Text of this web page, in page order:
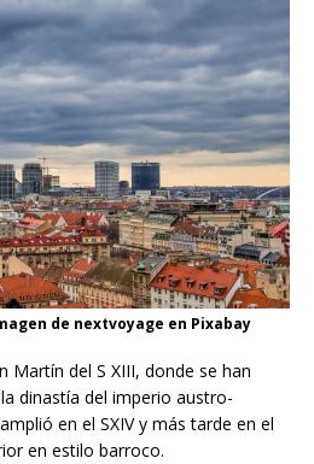
de nextvoyage en Pixabay
Martín del S XIII, donde se han
dinastía del imperio austro-
en el SXIV y más tarde en el
en estilo barroco.